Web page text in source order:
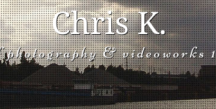
Chris K.
photography & videoworks